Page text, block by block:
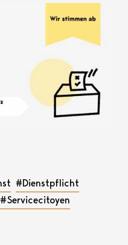
#Dienstpflicht
#Servicecitoyen